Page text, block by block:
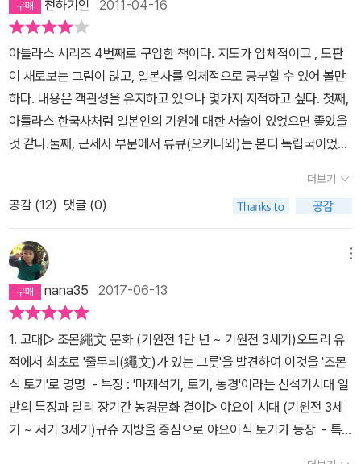
천하기인 2011-04-16
아틀라스 시리즈 4번째로 구입한 책이다. 지도가 입체적이고 , 도판
이 새로보는 그림이 많고, 일본사를 입체적으로 공부할 수 있어 볼만
하다. 내용은 객관성을 유지하고 있으나 몇가지 지적하고 싶다. 첫째,
아틀라스 한국사처럼 일본인의 기원에 대한 서술이 있었으면 좋았을
것 같다.둘째, 근세사 부문에서 류큐(오키나와)는 본디 독립국이었는
언급이 없는 것이 아쉽다. 셋째, 일본의 교과서 왜곡과 주변국과의 마
찰, 야스쿠니신사의 언급이 없는 것이 문제다. 아무래도집필진이 여
러명 되고,페이지가 한정되다보니 아쉬운점이 생기는 것 같다. 그러
나 지도와 삽화가 마음에 들어 일본사 공부에 많은 도움이 될것 같다.
더보기
공감 (12) 댓글 (0)
nana35 2017-06-13
1. 고대▷ 조몬繩文 문화 (기원전 1만 년 ~ 기원전 3세기)오모리 유
적에서 최초로 '줄무늬(繩文)가 있는 그릇'을 발견하여 이것을 '조몬
식 토기'로 명명 - 특징 : '마제석기, 토기, 농경'이라는 신석기시대 일
반의 특징과 달리 장기간 농경문화 결여▷ 야요이 시대 (기원전 3세
기 ~ 서기 3세기)규슈 지방을 중심으로 야요이식 토기가 등장 - 특